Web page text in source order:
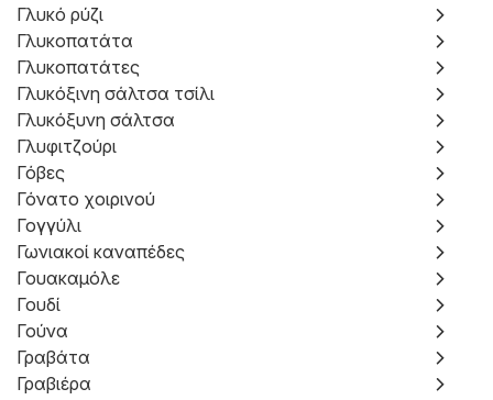
Γλυκό ρύζι
Γλυκοπατάτα
Γλυκοπατάτες
Γλυκόξινη σάλτσα τσίλι
Γλυκόξυνη σάλτσα
Γλυφιτζούρι
Γόβες
Γόνατο χοιρινού
Γογγύλι
Γωνιακοί καναπέδες
Γουακαμόλε
Γουδί
Γούνα
Γραβάτα
Γραβιέρα